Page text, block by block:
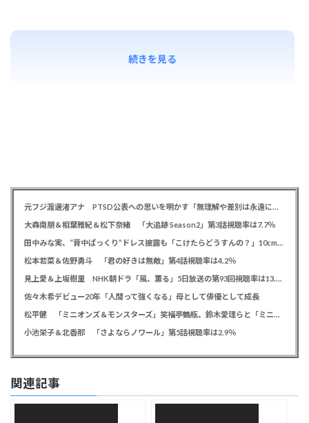
続きを見る
元フジ渡邊渚アナ PTSD公表への思いを明かす「無理解や差別は永遠に変わらない」「同じ病気になったことのない人間にはわからない」
大森南朋＆相葉雅紀＆松下奈緒 「大追跡 Season2」第3話視聴率は7.7％
田中みな実、“背中ぱっくり”ドレス披露も「こけたらどうすんの？」10cm超ヒールに心配の声寄せられる
松本若菜＆佐野勇斗 「君の好きは無敵」第4話視聴率は4.2％
見上愛＆上坂樹里 NHK朝ドラ「風、薫る」5日放送の第93回視聴率は13.5％
佐々木希デビュー20年「人間って強くなる」母として俳優として成長
松平健 「ミニオンズ＆モンスターズ」笑福亭鶴瓶、鈴木愛理らと「ミニおんど」披露も「サンバの方が楽」と本音
小池栄子＆北香那 「さよならノワール」第5話視聴率は2.9％
関連記事